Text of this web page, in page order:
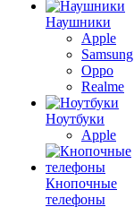
Наушники
Apple
Samsung
Oppo
Realme
Ноутбуки
Apple
Кнопочные
телефоны